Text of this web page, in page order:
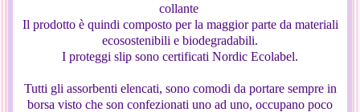
collante
Il prodotto è quindi composto per la maggior parte da materiali
ecosostenibili e biodegradabili.
I proteggi slip sono certificati Nordic Ecolabel.
Tutti gli assorbenti elencati, sono comodi da portare sempre in
borsa visto che son confezionati uno ad uno, occupano poco